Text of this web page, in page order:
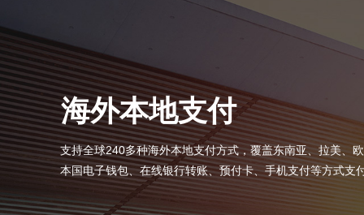
海外本地支付
支持全球240多种海外本地支付方式，覆盖东南亚、拉美、
本国电子钱包、在线银行转账、预付卡、手机支付等方式支